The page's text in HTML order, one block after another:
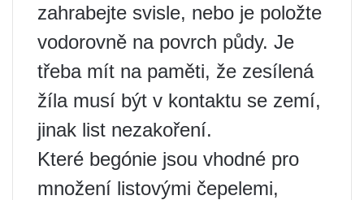
zahrabejte svisle, nebo je položte
vodorovně na povrch půdy. Je
třeba mít na paměti, že zesílená
žíla musí být v kontaktu se zemí,
jinak list nezakoření.
Které begónie jsou vhodné pro
množení listovými čepelemi,